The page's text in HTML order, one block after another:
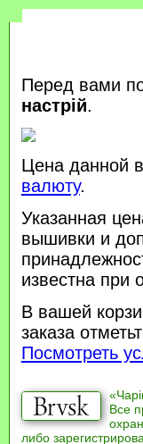
Перед вами
настрій.
Цена данной
валюту.
Указанная
вышивки и
известна при
В вашей
заказа
Посмотреть
Все
либо